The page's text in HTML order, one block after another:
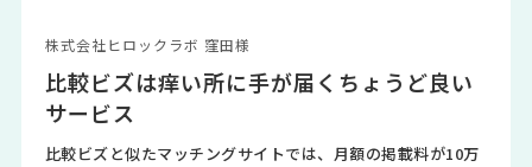
株式会社ヒロックラボ 窪田様
比較ビズは痒い所に手が届くちょうど良い
サービス
比較ビズと似たマッチングサイトでは、月額の掲載料が10万